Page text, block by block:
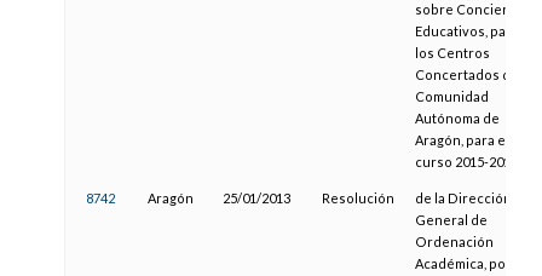
sobre Conciertos
Educativos, para
los Centros
Concertados de la
Comunidad
Autónoma de
Aragón, para el
curso 2015-2016
8742 Aragón 25/01/2013 Resolución
de la Dirección
General de
Ordenación
Académica, por la